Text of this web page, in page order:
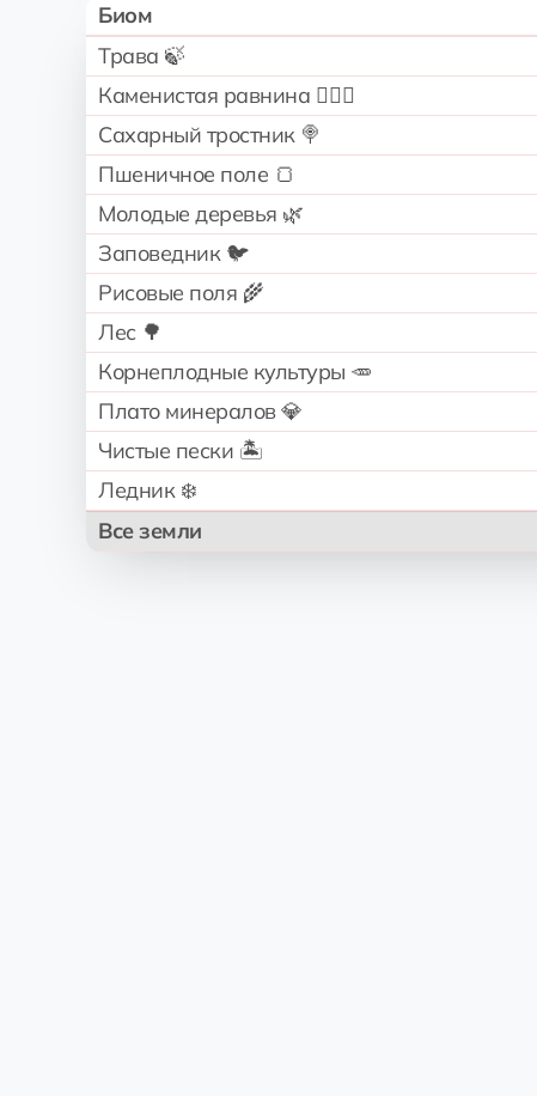
Биом
Трава 🍃
Каменистая равнина 🧗🏻‍♂️
Сахарный тростник 🍭
Пшеничное поле 🍞
Молодые деревья 🌿
Заповедник 🐦
Рисовые поля 🌾
Лес 🌳
Корнеплодные культуры 🥕
Плато минералов 💎
Чистые пески 🏝️
Ледник ❄️
Все земли